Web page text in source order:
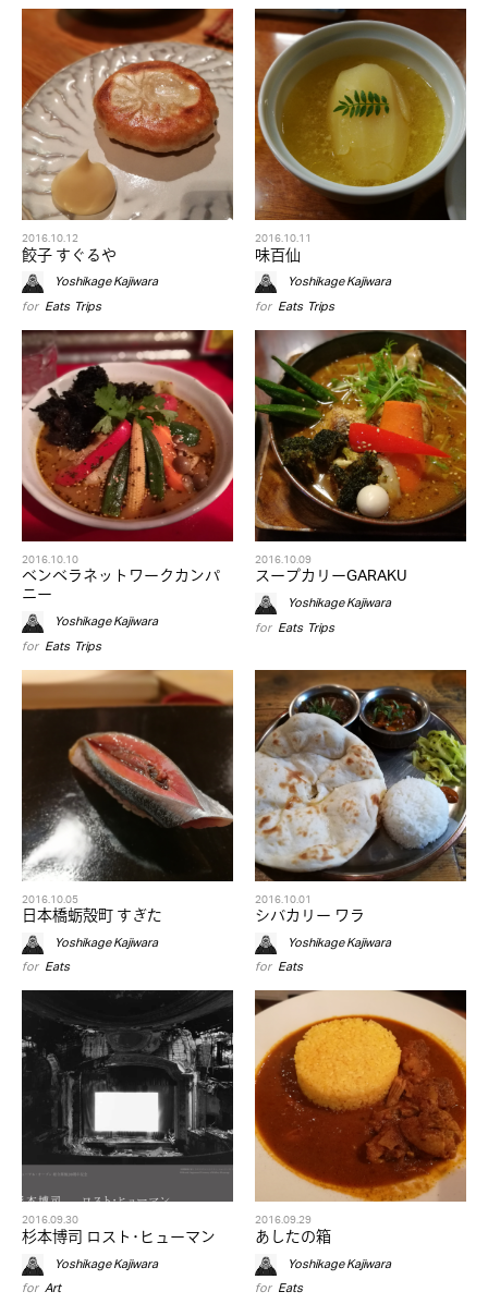
2016.10.12
餃子 すぐるや
Yoshikage Kajiwara
for Eats, Trips
2016.10.11
味百仙
Yoshikage Kajiwara
for Eats, Trips
2016.10.10
ベンベラネットワークカンパ
ニー
Yoshikage Kajiwara
for Eats, Trips
2016.10.09
スープカリーGARAKU
Yoshikage Kajiwara
for Eats, Trips
2016.10.05
日本橋蛎殻町 すぎた
Yoshikage Kajiwara
for Eats
2016.10.01
シバカリー ワラ
Yoshikage Kajiwara
for Eats
2016.09.30
杉本博司 ロスト･ヒューマン
Yoshikage Kajiwara
for Art
2016.09.29
あしたの箱
Yoshikage Kajiwara
for Eats